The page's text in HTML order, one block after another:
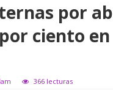
por
ciento
366 lecturas